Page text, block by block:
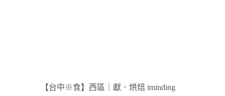
【台中※食】西區｜獻．烘焙 iminding